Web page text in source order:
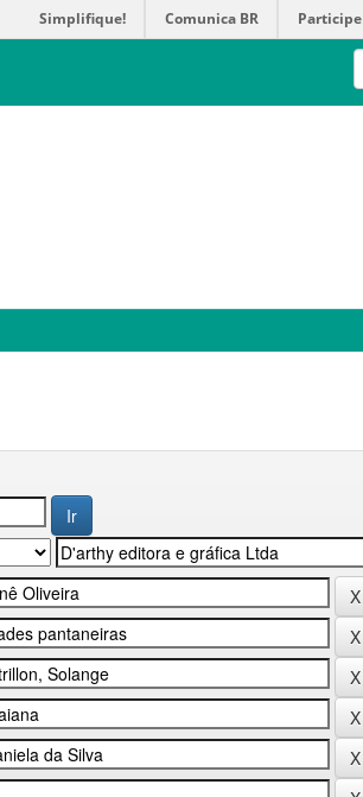
Simplifique! Comunica BR Participe